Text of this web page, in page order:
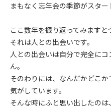
まもなく忘年会の季節がスター
ここ数年を振り返ってみますと
それは人との出会いです。
人との出会いは自分で完全に
ん。
そのわりには、なんだかどこ
気がしています。
そんな時にふと思い出したのは